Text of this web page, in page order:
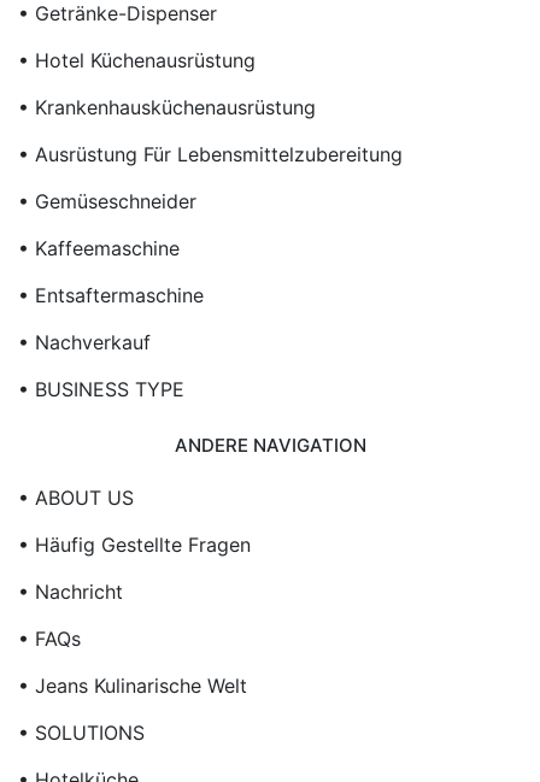
• Getränke-Dispenser
• Hotel Küchenausrüstung
• Krankenhausküchenausrüstung
• Ausrüstung Für Lebensmittelzubereitung
• Gemüseschneider
• Kaffeemaschine
• Entsaftermaschine
• Nachverkauf
• BUSINESS TYPE
ANDERE NAVIGATION
• ABOUT US
• Häufig Gestellte Fragen
• Nachricht
• FAQs
• Jeans Kulinarische Welt
• SOLUTIONS